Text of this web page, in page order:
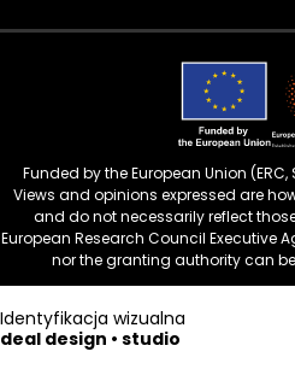
Funded by the European Union
Views and opinions expressed are
and do not necessarily reflect
European Research Council Executive
nor the granting authority can
Identyfikacja wizualna
deal design • studio